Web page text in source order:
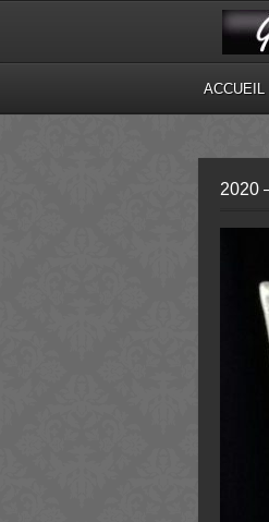
ACCUEIL
2020